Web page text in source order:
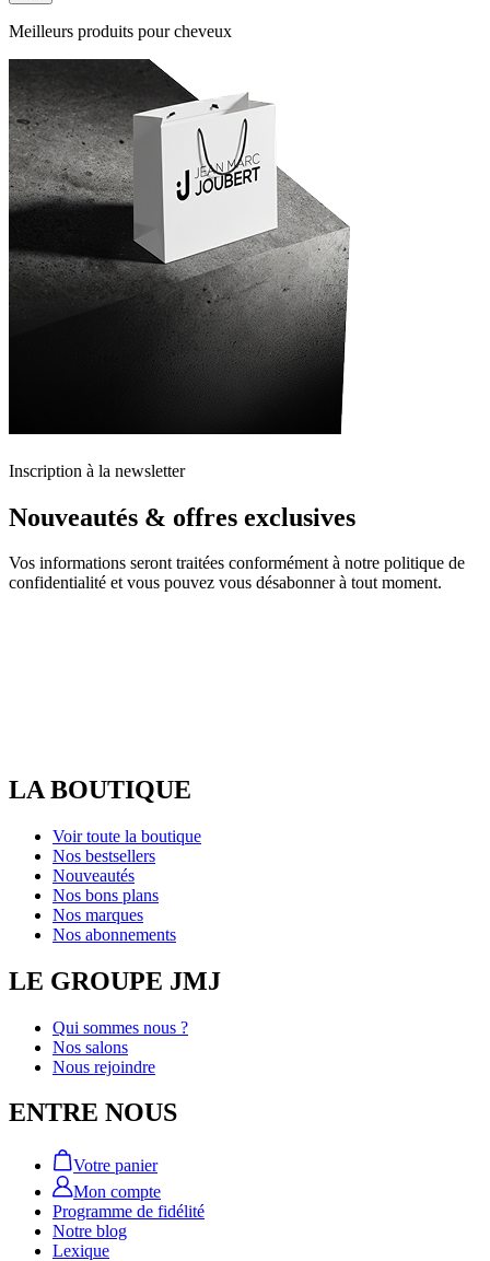
Meilleurs produits pour cheveux
Inscription à la newsletter
Nouveautés & offres exclusives
Vos informations seront traitées conformément à notre politique de
confidentialité et vous pouvez vous désabonner à tout moment.
LA BOUTIQUE
Voir toute la boutique
Nos bestsellers
Nouveautés
Nos bons plans
Nos marques
Nos abonnements
LE GROUPE JMJ
Qui sommes nous ?
Nos salons
Nous rejoindre
ENTRE NOUS
Votre panier
Mon compte
Programme de fidélité
Notre blog
Lexique